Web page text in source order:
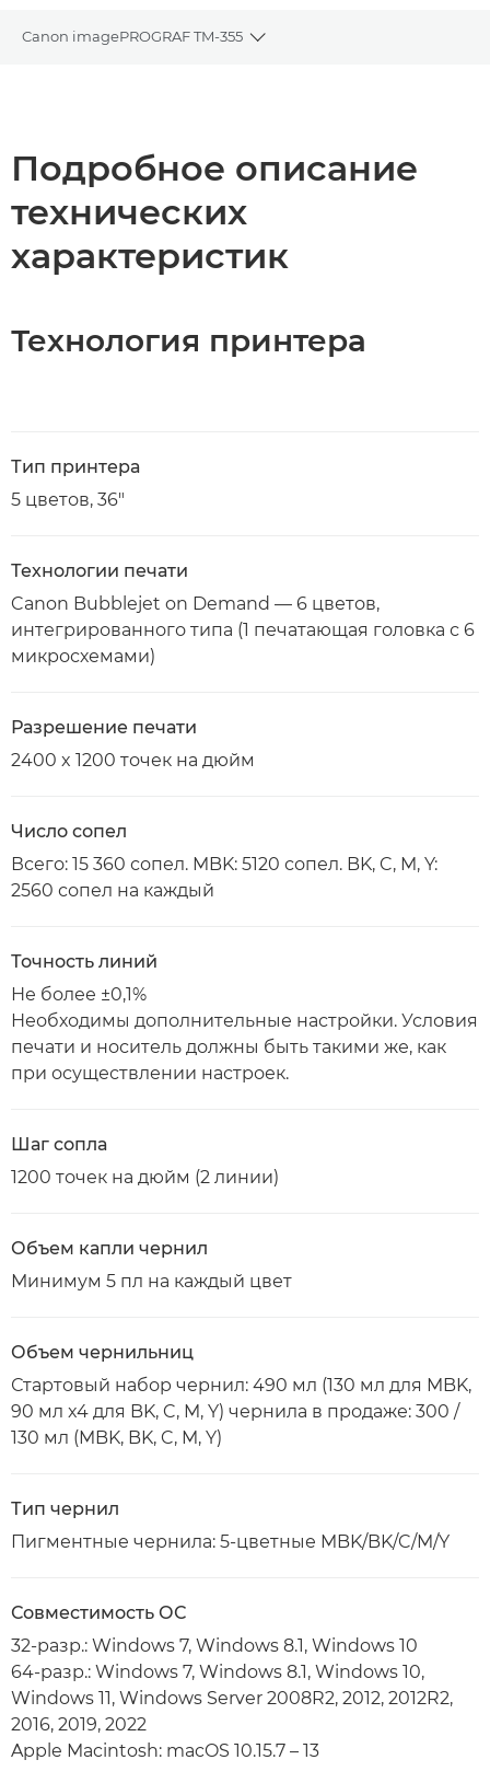
Canon imagePROGRAF TM-355
Toggle breadcrumbs
Подробное описание
технических
характеристик
Технология принтера
Тип принтера
5 цветов, 36"
Технологии печати
Canon Bubblejet on Demand — 6 цветов,
интегрированного типа (1 печатающая головка с 6
микросхемами)
Разрешение печати
2400 x 1200 точек на дюйм
Число сопел
Всего: 15 360 сопел. MBK: 5120 сопел. BK, C, M, Y:
2560 сопел на каждый
Точность линий
Не более ±0,1%
Необходимы дополнительные настройки. Условия
печати и носитель должны быть такими же, как
при осуществлении настроек.
Шаг сопла
1200 точек на дюйм (2 линии)
Объем капли чернил
Минимум 5 пл на каждый цвет
Объем чернильниц
Стартовый набор чернил: 490 мл (130 мл для MBK,
90 мл x4 для BK, C, M, Y) чернила в продаже: 300 /
130 мл (MBK, BK, C, M, Y)
Тип чернил
Пигментные чернила: 5-цветные MBK/BK/C/M/Y
Совместимость ОС
32-разр.: Windows 7, Windows 8.1, Windows 10
64-разр.: Windows 7, Windows 8.1, Windows 10,
Windows 11, Windows Server 2008R2, 2012, 2012R2,
2016, 2019, 2022
Apple Macintosh: macOS 10.15.7 – 13